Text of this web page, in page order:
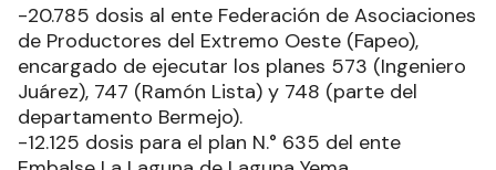
-20.785 dosis al ente Federación de Asociaciones
de Productores del Extremo Oeste (Fapeo),
encargado de ejecutar los planes 573 (Ingeniero
Juárez), 747 (Ramón Lista) y 748 (parte del
departamento Bermejo).
-12.125 dosis para el plan N.° 635 del ente